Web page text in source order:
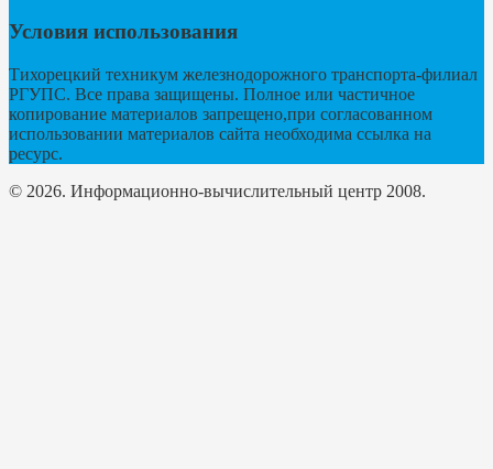
Условия использования
Тихорецкий техникум железнодорожного транспорта-филиал
РГУПС. Все права защищены. Полное или частичное
копирование материалов запрещено,при согласованном
использовании материалов сайта необходима ссылка на
ресурс.
© 2026. Информационно-вычислительный центр 2008.